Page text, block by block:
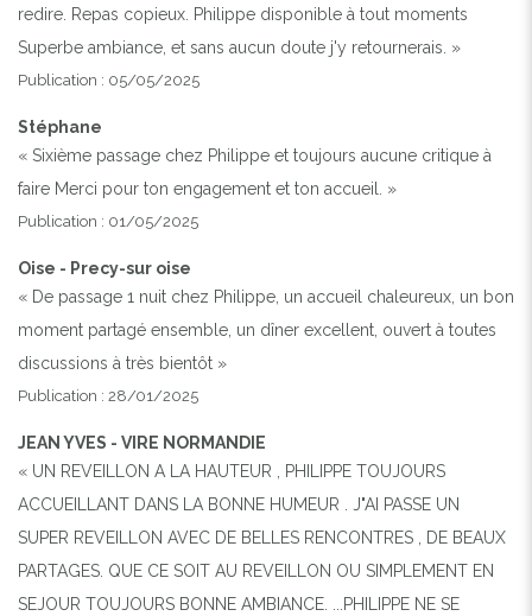
redire. Repas copieux. Philippe disponible à tout moments
Superbe ambiance, et sans aucun doute j'y retournerais. »
Publication : 05/05/2025
Stéphane
« Sixième passage chez Philippe et toujours aucune critique à
faire Merci pour ton engagement et ton accueil. »
Publication : 01/05/2025
Oise - Precy-sur oise
« De passage 1 nuit chez Philippe, un accueil chaleureux, un bon
moment partagé ensemble, un dîner excellent, ouvert à toutes
discussions à très bientôt »
Publication : 28/01/2025
JEAN YVES - VIRE NORMANDIE
« UN REVEILLON A LA HAUTEUR , PHILIPPE TOUJOURS
ACCUEILLANT DANS LA BONNE HUMEUR . J"AI PASSE UN
SUPER REVEILLON AVEC DE BELLES RENCONTRES , DE BEAUX
PARTAGES. QUE CE SOIT AU REVEILLON OU SIMPLEMENT EN
SEJOUR TOUJOURS BONNE AMBIANCE. ...PHILIPPE NE SE